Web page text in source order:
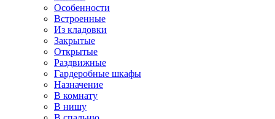
Особенности
Встроенные
Из кладовки
Закрытые
Открытые
Раздвижные
Гардеробные шкафы
Назначение
В комнату
В нишу